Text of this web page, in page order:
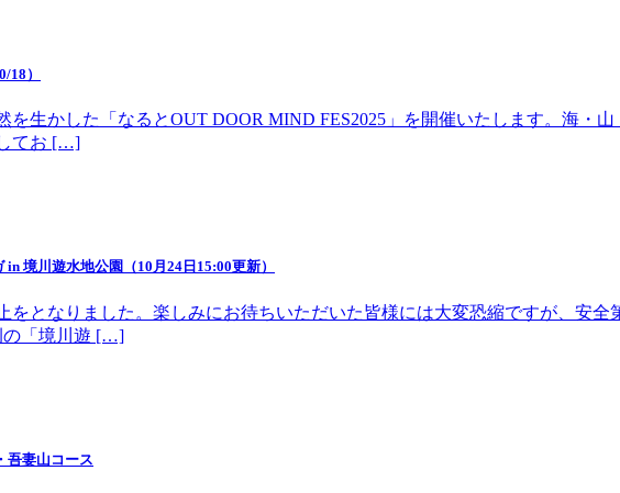
18）
を生かした「なるとOUT DOOR MIND FES2025」を開催いたします。海・
てお […]
境川遊水地公園（10月24日15:00更新）
となりました。楽しみにお待ちいただいた皆様には大変恐縮ですが、安
の「境川遊 […]
吾妻山コース